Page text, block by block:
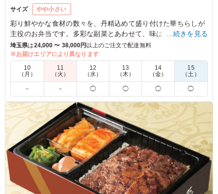
サイズ やや小さい
彩り鮮やかな食材の数々を、丹精込めて盛り付けた華ちらしが
主役のお弁当です。多彩な副菜とあわせて、味はもちろん目で
も楽しんでいただける一品になっています。
祝いの席などにもぴったり！
れん香おすすめの一品を是非お召し上がりください。
5.0 医療法人青木会 リハビリの家北浦和
ちらしの酢飯やなますの酢が効きすぎてるという意見もあ
りましたが、個人の好みの問題でもあるためか、ほかの方
からはそのような感想はありませんでした。 冷めていて
も、むしろ時期的に冷たいくらいでしたが、食べにくいと
いうこともなく、上品な味付けで、美味しくいただけまし
た。 おおむね、美味しかったとの高評価でした。
ご利用シーン：お祝い
お正月
埼玉県さいたま市浦和区木崎2026/01/01
…続きを見る
埼玉県は24,000 〜 38,000円 以上のご注文で配達無料
※お届けエリアにより異なります
10
（月）
11
（火）
12
（水）
13
（木）
14
（金）
15
（土）
－ － ◯ ◯ ◯ ◯